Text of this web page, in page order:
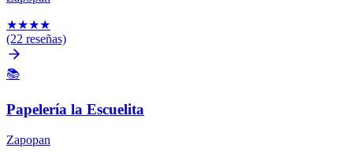
★★★★
(22 reseñas)
📚
Papelería la Escuelita
Zapopan